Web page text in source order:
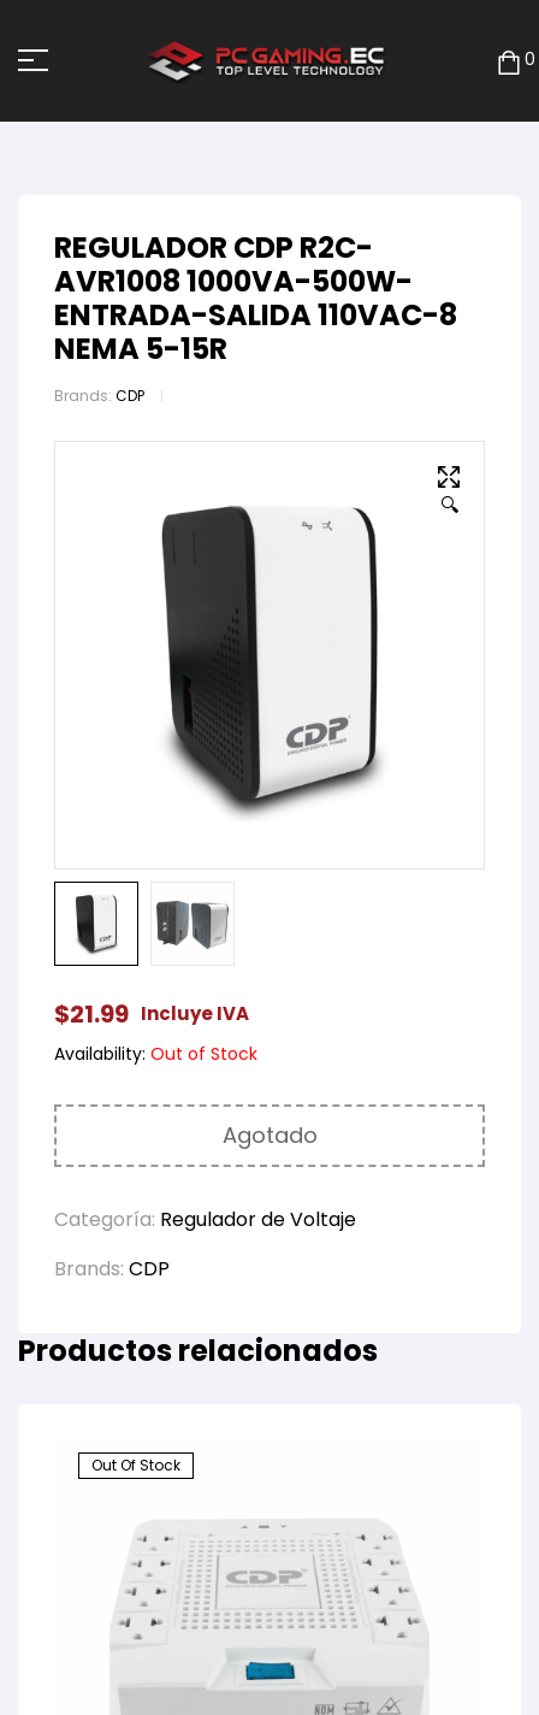
0
REGULADOR CDP R2C-
AVR1008 1000VA-500W-
ENTRADA-SALIDA 110VAC-8
NEMA 5-15R
Brands: CDP
🔍
$21.99 Incluye IVA
Availability: Out of Stock
Agotado
Categoría: Regulador de Voltaje
Brands: CDP
Productos relacionados
Out Of Stock